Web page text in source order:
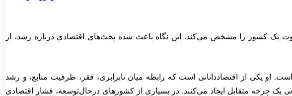
یک کشور را مشخص می‌کند. این نگاه باعث شده بحث‌های اقتصادی درباره رشد، از
او یکی از اقتصاددانانی است که رابطه میان نابرابری، فقر، ظرفیت منابع، و رشد
یک چرخه متقابل ایجاد می‌کنند. در بسیاری از کشورهای درحال‌توسعه، فشار اقتصادی